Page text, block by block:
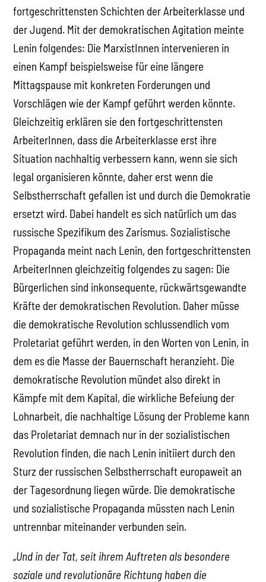
fortgeschrittensten Schichten der Arbeiterklasse und
der Jugend. Mit der demokratischen Agitation meinte
Lenin folgendes: Die MarxistInnen intervenieren in
einen Kampf beispielsweise für eine längere
Mittagspause mit konkreten Forderungen und
Vorschlägen wie der Kampf geführt werden könnte.
Gleichzeitig erklären sie den fortgeschrittensten
ArbeiterInnen, dass die Arbeiterklasse erst ihre
Situation nachhaltig verbessern kann, wenn sie sich
legal organisieren könnte, daher erst wenn die
Selbstherrschaft gefallen ist und durch die Demokratie
ersetzt wird. Dabei handelt es sich natürlich um das
russische Spezifikum des Zarismus. Sozialistische
Propaganda meint nach Lenin, den fortgeschrittensten
ArbeiterInnen gleichzeitig folgendes zu sagen: Die
Bürgerlichen sind inkonsequente, rückwärtsgewandte
Kräfte der demokratischen Revolution. Daher müsse
die demokratische Revolution schlussendlich vom
Proletariat geführt werden, in den Worten von Lenin, in
dem es die Masse der Bauernschaft heranzieht. Die
demokratische Revolution mündet also direkt in
Kämpfe mit dem Kapital, die wirkliche Befeiung der
Lohnarbeit, die nachhaltige Lösung der Probleme kann
das Proletariat demnach nur in der sozialistischen
Revolution finden, die nach Lenin initiiert durch den
Sturz der russischen Selbstherrschaft europaweit an
der Tagesordnung liegen würde. Die demokratische
und sozialistische Propaganda müssten nach Lenin
untrennbar miteinander verbunden sein.
„Und in der Tat, seit ihrem Auftreten als besondere
soziale und revolutionäre Richtung haben die